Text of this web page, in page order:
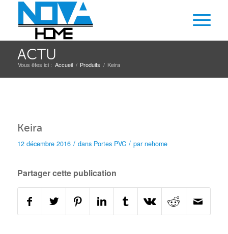
ACTU
Vous êtes ici : Accueil / Produits / Keira
Keira
12 décembre 2016 / dans Portes PVC / par nehome
Partager cette publication